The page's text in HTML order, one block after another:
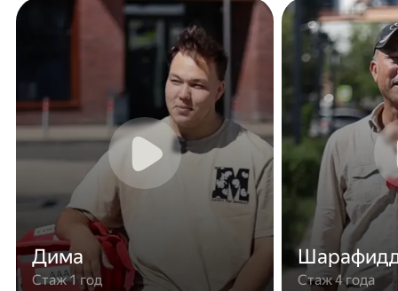
Дима
Стаж 1 год Стаж 4 года